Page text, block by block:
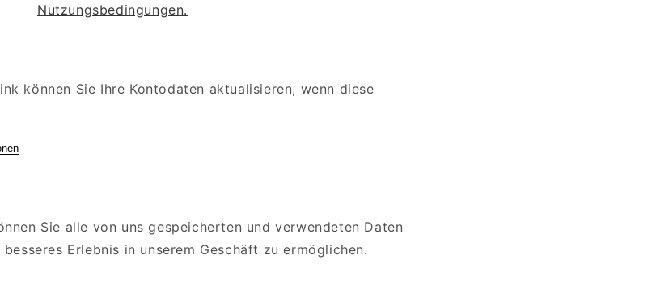
Nutzungsbedingungen.
können Sie Ihre Kontodaten aktualisieren, wenn diese
Sie alle von uns gespeicherten und verwendeten Daten
Erlebnis in unserem Geschäft zu ermöglichen.